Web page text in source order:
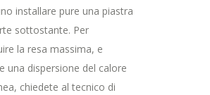
installare pure una piastra
sottostante. Per
la resa massima, e
una dispersione del calore
chiedete al tecnico di